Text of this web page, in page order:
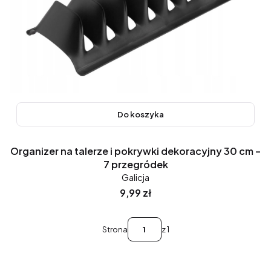
Do koszyka
Organizer na talerze i pokrywki dekoracyjny 30 cm –
7 przegródek
Galicja
Cena
9,99 zł
Strona z 1